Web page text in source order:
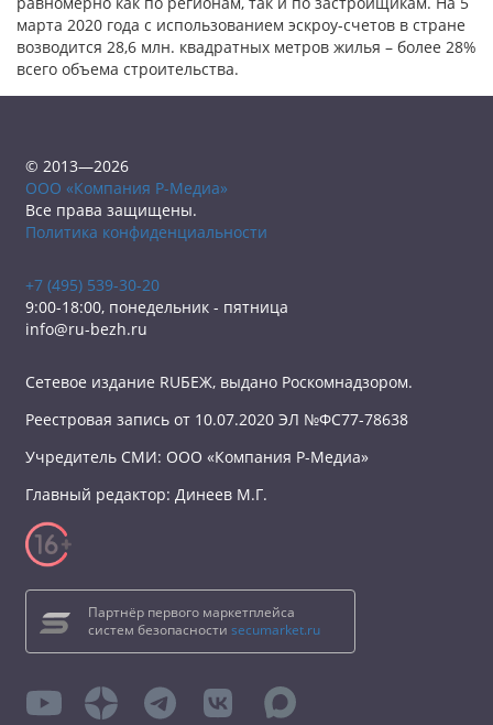
марта 2020 года с использованием эскроу-счетов в стране
возводится 28,6 млн. квадратных метров жилья – более 28%
всего объема строительства.
© 2013—2026
ООО «Компания Р-Медиа»
Все права защищены.
Политика конфиденциальности
+7 (495) 539-30-20
9:00-18:00, понедельник - пятница
info@ru-bezh.ru
Сетевое издание RUБЕЖ, выдано Роскомнадзором.
Реестровая запись от 10.07.2020 ЭЛ №ФС77-78638
Учредитель СМИ: ООО «Компания Р-Медиа»
Главный редактор: Динеев М.Г.
Партнёр первого маркетплейса
систем безопасности secumarket.ru